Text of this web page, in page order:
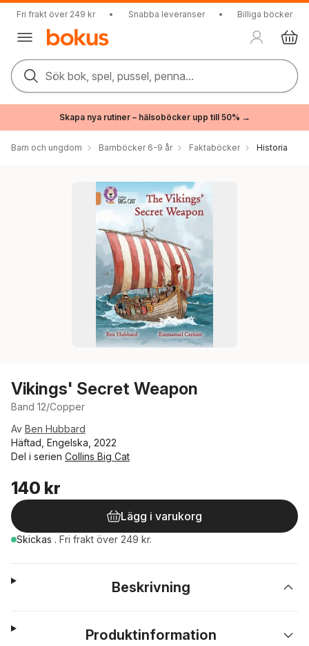
Fri frakt över 249 kr • Snabba leveranser • Billiga böcker
Sök bok, spel, pussel, penna...
Skapa nya rutiner – hälsoböcker upp till 50% →
Barn och ungdom Barnböcker 6-9 år Faktaböcker Historia
Vikings' Secret Weapon
Band 12/Copper
Av Ben Hubbard
Häftad, Engelska, 2022
Del i serien Collins Big Cat
140 kr
Lägg i varukorg
Skickas . Fri frakt över 249 kr.
Beskrivning
Produktinformation